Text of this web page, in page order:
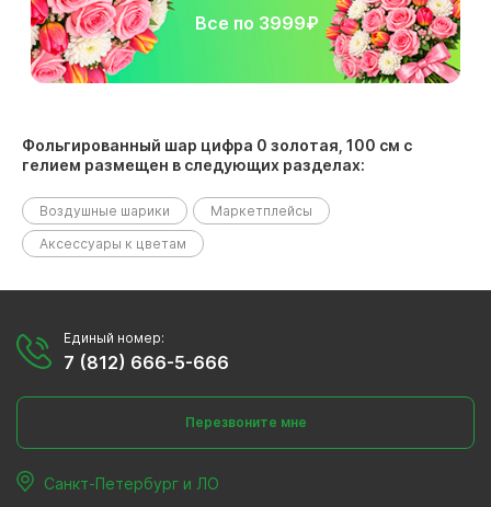
Все по 3999₽
Фольгированный шар цифра 0 золотая, 100 см с
гелием размещен в следующих разделах:
Воздушные шарики
Маркетплейсы
Аксессуары к цветам
Единый номер:
7 (812) 666-5-666
Перезвоните мне
Санкт-Петербург и ЛО